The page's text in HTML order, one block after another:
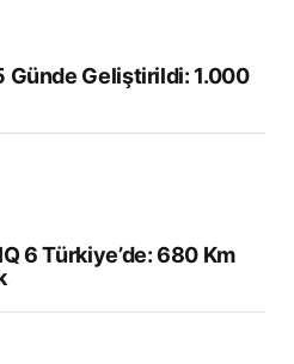
Günde Geliştirildi: 1.000
6 Türkiye’de: 680 Km